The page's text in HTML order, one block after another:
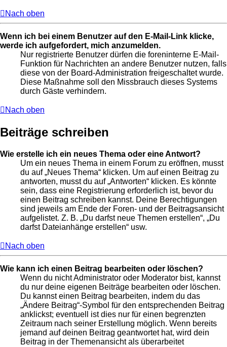
Nach oben
Wenn ich bei einem Benutzer auf den E-Mail-Link klicke,
werde ich aufgefordert, mich anzumelden.
Nur registrierte Benutzer dürfen die foreninterne E-Mail-
Funktion für Nachrichten an andere Benutzer nutzen, falls
diese von der Board-Administration freigeschaltet wurde.
Diese Maßnahme soll den Missbrauch dieses Systems
durch Gäste verhindern.
Nach oben
Beiträge schreiben
Wie erstelle ich ein neues Thema oder eine Antwort?
Um ein neues Thema in einem Forum zu eröffnen, musst
du auf „Neues Thema“ klicken. Um auf einen Beitrag zu
antworten, musst du auf „Antworten“ klicken. Es könnte
sein, dass eine Registrierung erforderlich ist, bevor du
einen Beitrag schreiben kannst. Deine Berechtigungen
sind jeweils am Ende der Foren- und der Beitragsansicht
aufgelistet. Z. B. „Du darfst neue Themen erstellen“, „Du
darfst Dateianhänge erstellen“ usw.
Nach oben
Wie kann ich einen Beitrag bearbeiten oder löschen?
Wenn du nicht Administrator oder Moderator bist, kannst
du nur deine eigenen Beiträge bearbeiten oder löschen.
Du kannst einen Beitrag bearbeiten, indem du das
„Ändere Beitrag“-Symbol für den entsprechenden Beitrag
anklickst; eventuell ist dies nur für einen begrenzten
Zeitraum nach seiner Erstellung möglich. Wenn bereits
jemand auf deinen Beitrag geantwortet hat, wird dein
Beitrag in der Themenansicht als überarbeitet